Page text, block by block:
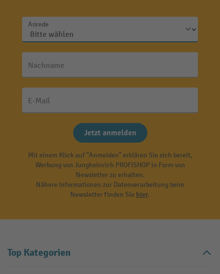
Anrede
Nachname
E-Mail
Jetzt anmelden
Mit einem Klick auf "Anmelden" erklären Sie sich bereit,
Werbung von Jungheinrich PROFISHOP in Form von
Newsletter zu erhalten.
Nähere Informationen zur Datenverarbeitung beim
Newsletter finden Sie hier.
Top Kategorien